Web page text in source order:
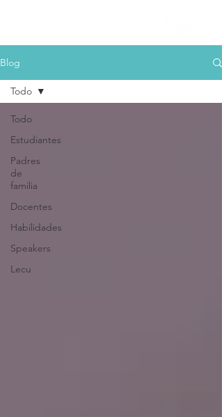
Blog
Todo
Estudiantes
Padres
de
familia
Docentes
Habilidades
Speakers
Lecu
Todo